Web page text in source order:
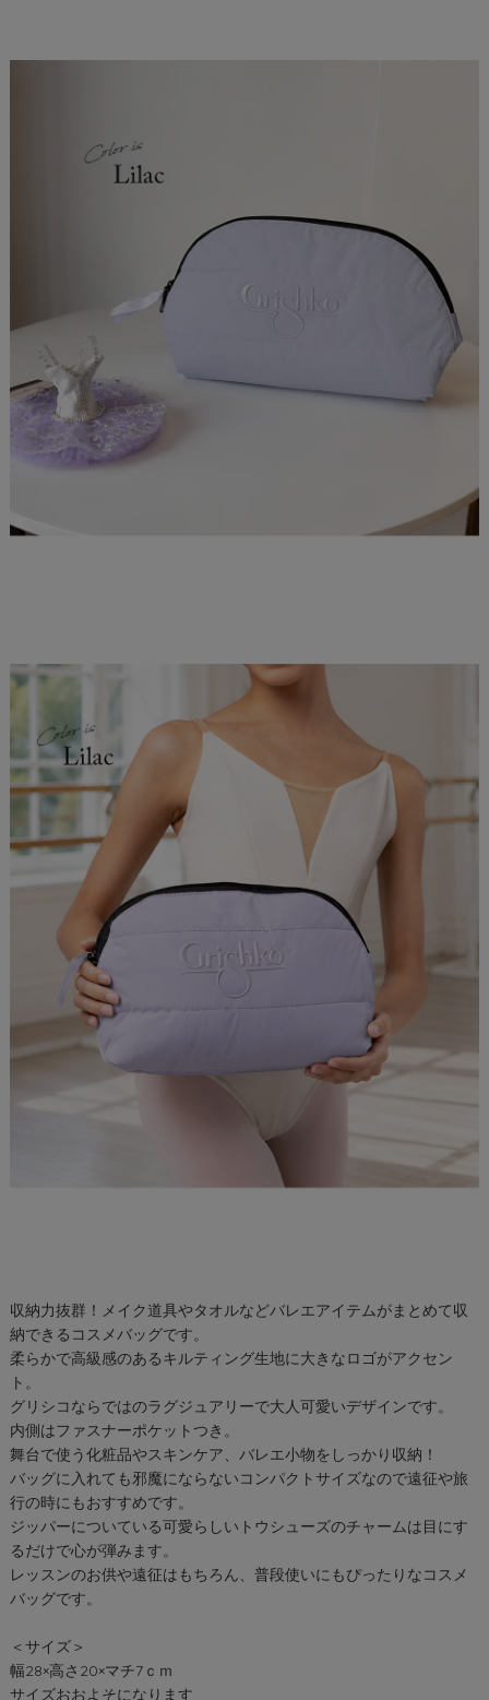
収納力抜群！メイク道具やタオルなどバレエアイテムがまとめて収
納できるコスメバッグです。
柔らかで高級感のあるキルティング生地に大きなロゴがアクセン
ト。
グリシコならではのラグジュアリーで大人可愛いデザインです。
内側はファスナーポケットつき。
舞台で使う化粧品やスキンケア、バレエ小物をしっかり収納！
バッグに入れても邪魔にならないコンパクトサイズなので遠征や旅
行の時にもおすすめです。
ジッパーについている可愛らしいトウシューズのチャームは目にす
るだけで心が弾みます。
レッスンのお供や遠征はもちろん、普段使いにもぴったりなコスメ
バッグです。
＜サイズ＞
幅28×高さ20×マチ7ｃｍ
サイズおおよそになります